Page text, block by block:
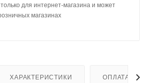
для интернет-магазина и может
магазинах
ХАРАКТЕРИСТИКИ ОПЛАТА